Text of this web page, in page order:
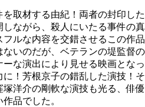
取材する由紀！両者の封印した
ながら、殺人にいたる事件の真
ルな内容を交錯させるこの作品
いのだが、ベテランの堤監督の
な演出により見せる映画となっ
！芳根京子の錯乱した演技！そ
洋介の剛軟な演技も光る、俳優
品でした。